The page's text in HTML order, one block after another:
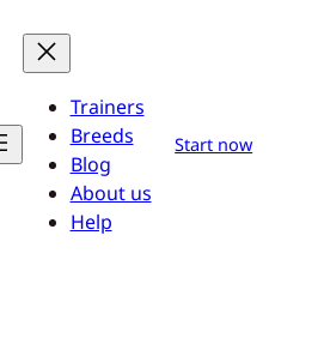
Trainers
Breeds
Blog
About us
Help
Start now